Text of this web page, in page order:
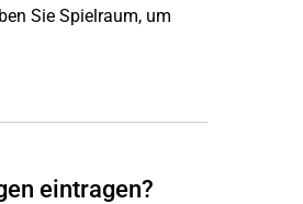
Sie Spielraum, um
eintragen?